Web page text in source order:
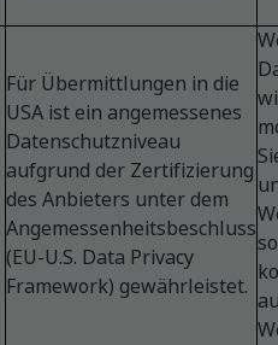
Für Übermittlungen in die
USA ist ein angemessenes
Datenschutzniveau
aufgrund der Zertifizierung
des Anbieters unter dem
Angemessenheitsbeschluss
(EU-U.S. Data Privacy
Framework) gewährleistet.